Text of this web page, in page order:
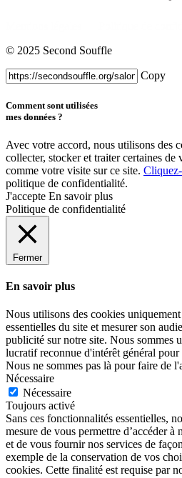
© 2025 Second Souffle
Copy
Comment sont utilisées
mes données ?
Avec votre accord, nous utilisons des
collecter, stocker et traiter certaines de
comme votre visite sur ce site.
politique de confidentialité.
J'accepte En savoir plus
Politique de confidentialité
Fermer
En savoir plus
Nous utilisons des cookies
essentielles du site et mesurer son
publicité sur notre site. Nous sommes
lucratif reconnue d'intérêt général pour
Nous ne sommes pas là pour faire de
Nécessaire
Nécessaire
Toujours activé
Sans ces fonctionnalités essentielles,
mesure de vous permettre d’accéder
et de vous fournir nos services de
exemple de la conservation de vos
cookies. Cette finalité est requise par